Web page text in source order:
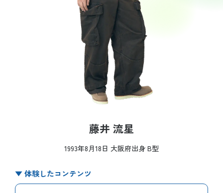
藤井 流星
1993年8月18日 大阪府出身 B型
▼ 体験したコンテンツ